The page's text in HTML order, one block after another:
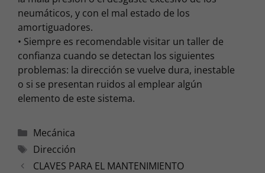
neumáticos, y con el mal estado de los
amortiguadores.
• Siempre es recomendable visitar un taller de
confianza cuando se detectan los siguientes
problemas: la dirección se vuelve dura, inestable
o si se presentan ruidos al emplear algún
elemento de este sistema.
Categorías
Mecánica
Etiquetas
Dirección
CLAVES PARA EL MANTENIMIENTO